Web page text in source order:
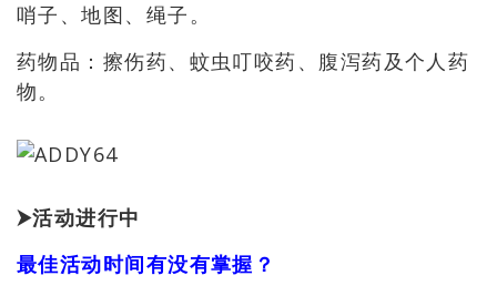
哨子、地图、 绳子。
药物品 ：擦伤药、蚊虫叮咬药、腹泻药及个人药
物。
⮞活动进行中
最佳活动时间有没有掌握？